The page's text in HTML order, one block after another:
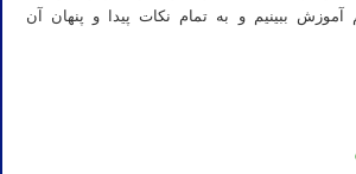
آموزش ببینیم و به تمام نکات پیدا و پنهان آن